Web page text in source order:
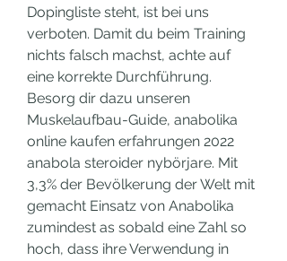
Dopingliste steht, ist bei uns
verboten. Damit du beim Training
nichts falsch machst, achte auf
eine korrekte Durchführung.
Besorg dir dazu unseren
Muskelaufbau-Guide, anabolika
online kaufen erfahrungen 2022
anabola steroider nybörjare. Mit
3,3% der Bevölkerung der Welt mit
gemacht Einsatz von Anabolika
zumindest as sobald eine Zahl so
hoch, dass ihre Verwendung in